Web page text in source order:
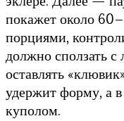
покажет около
порциями,
должно сползать
оставлять
удержит форму, а
куполом.